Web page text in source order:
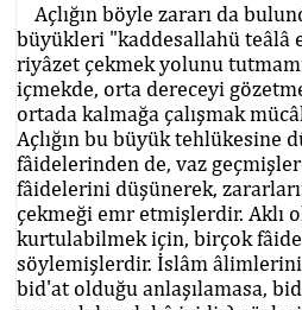
Açlığın böyle zararı da
büyükleri "kaddesallahü teâlâ
riyâzet çekmek yolunu
içmekde, orta dereceyi
ortada kalmağa çalışmak
Açlığın bu büyük tehlükesine
fâidelerinden de, vaz
fâidelerini düşünerek,
çekmeği emr etmişlerdir. Aklı
kurtulabilmek için, birçok
söylemişlerdir. İslâm
bid'at olduğu anlaşılamasa,